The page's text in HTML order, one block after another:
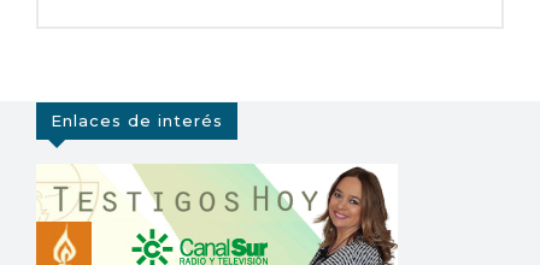
Enlaces de interés